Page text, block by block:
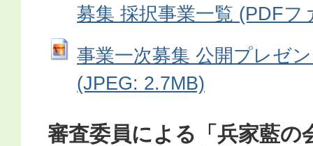
募集 採択事業一覧 (PDFフ
事業一次募集 公開プレゼ
(JPEG: 2.7MB)
審査委員による「兵家藍の